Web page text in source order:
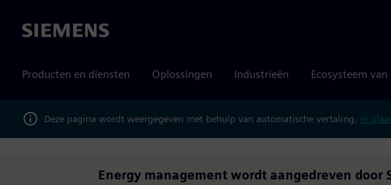
Siemens
Producten en diensten Oplossingen Industrieën Ecosysteem
Deze pagina wordt weergegeven met behulp van automatische vertaling. In
Energy management wordt aangedreven door